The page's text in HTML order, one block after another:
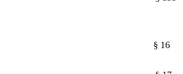
§ 16